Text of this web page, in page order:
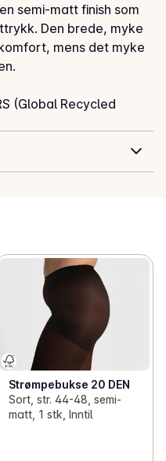
semi-matt finish som
Den brede, myke
mens det myke
(Global Recycled
100.
- Produktet
Strømpebukse 20 DEN
Sort, str. 44-48, semi-
matt, 1 stk, Inntil